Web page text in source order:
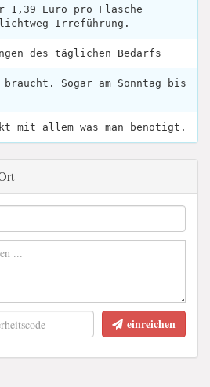
Euro pro Flasche
Irreführung.
des täglichen Bedarfs
Sogar am Sonntag bis
mit allem was man benötigt.
einreichen